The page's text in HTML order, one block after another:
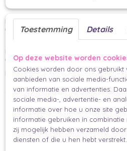
Multifunctioneel:
Gebruik ze op diploma’s, cadeauzakjes,
Combineer met blauwe en gouden tinten
Finishing Touch:
Een glanzend eerbetoon dat elke zwemmer
Ook interessant
Toestemming Details
Op deze website worden
Cookies worden door ons gebruikt
aanbieden van sociale media-
van informatie en advertenties.
sociale media-, advertentie- en
informatie over hoe u onze site
informatie gebruiken in
zij mogelijk hebben verzameld
diensten of die u hen hebt verstrekt.